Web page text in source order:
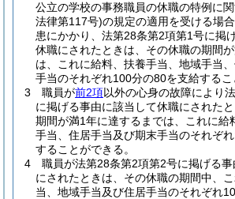
公立の学校の事務職員の休職の特例に
法律第117号)の規定の適用を受ける場
患にかかり、法第28条第2項第1号に掲
休職にされたときは、その休職の期間
は、これに給料、扶養手当、地域手当
手当のそれぞれ100分の80を支給するこ
3
職員が前2項以外の心身の故障により
に掲げる事由に該当して休職にされた
期間が満1年に達するまでは、これに給
手当、住居手当及び期末手当のそれぞ
することができる。
4
職員が法第28条第2項第2号に掲げる
にされたときは、その休職の期間中、
当、地域手当及び住居手当のそれぞれ